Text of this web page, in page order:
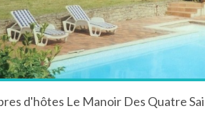
d'hôtes Le Manoir Des Quatre